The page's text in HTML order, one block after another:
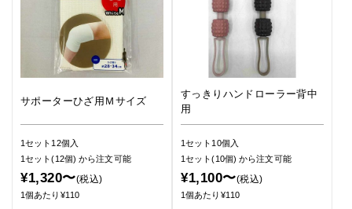
サポーターひざ用Ｍサイズ
1セット12個入
1セット(12個)から注文可能
¥1,320〜(税込)
1個あたり¥110
すっきりハンドローラー背中
用
1セット10個入
1セット(10個)から注文可能
¥1,100〜(税込)
1個あたり¥110